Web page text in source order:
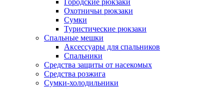
Городские рюкзаки
Охотничьи рюкзаки
Сумки
Туристические рюкзаки
Спальные мешки
Аксессуары для спальников
Спальники
Средства защиты от насекомых
Средства розжига
Сумки-холодильники